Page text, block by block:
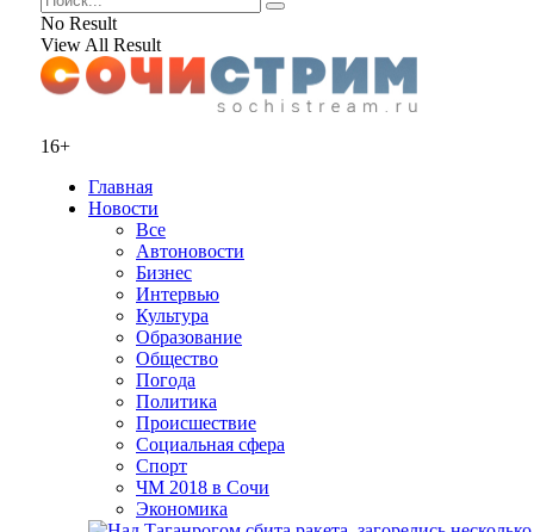
No Result
View All Result
16+
Главная
Новости
Все
Автоновости
Бизнес
Интервью
Культура
Образование
Общество
Погода
Политика
Происшествие
Социальная сфера
Спорт
ЧМ 2018 в Сочи
Экономика